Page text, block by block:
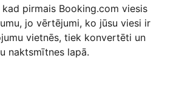
pirmais Booking.com viesis
jo vērtējumi, ko jūsu viesi ir
vietnēs, tiek konvertēti un
naktsmītnes lapā.